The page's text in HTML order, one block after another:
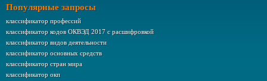
Популярные запросы
классификатор профессий
классификатор кодов ОКВЭД 2017 с расшифровкой
классификатор видов деятельности
классификатор основных средств
классификатор стран мира
классификатор окп